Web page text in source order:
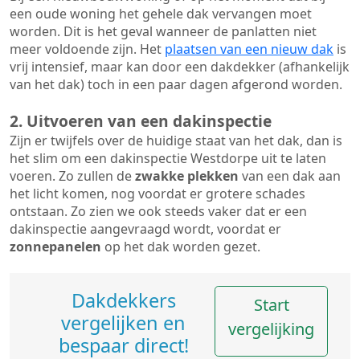
een oude woning het gehele dak vervangen moet
worden. Dit is het geval wanneer de panlatten niet
meer voldoende zijn. Het plaatsen van een nieuw dak is
vrij intensief, maar kan door een dakdekker (afhankelijk
van het dak) toch in een paar dagen afgerond worden.
2. Uitvoeren van een dakinspectie
Zijn er twijfels over de huidige staat van het dak, dan is
het slim om een dakinspectie Westdorpe uit te laten
voeren. Zo zullen dezwakke plekken van een dak aan
het licht komen, nog voordat er grotere schades
ontstaan. Zo zien we ook steeds vaker dat er een
dakinspectie aangevraagd wordt, voordat er
zonnepanelen op het dak worden gezet.
Dakdekkers
vergelijken en
bespaar direct!
Start
vergelijking